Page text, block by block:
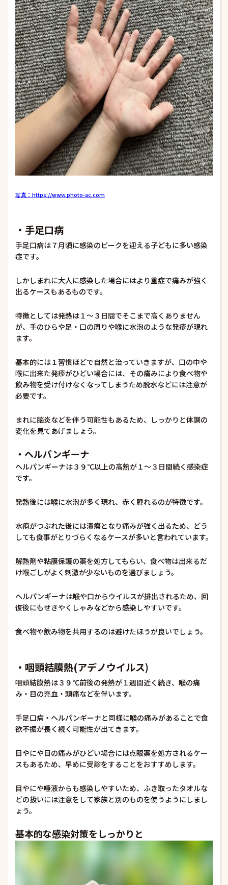
写真：https://www.photo-ac.com
・手足口病
手足口病は７月頃に感染のピークを迎える子どもに多い感染
症です。
しかしまれに大人に感染した場合にはより重症で痛みが強く
出るケースもあるものです。
特徴としては発熱は１～３日間でそこまで高くありません
が、手のひらや足・口の周りや喉に水泡のような発疹が現れ
ます。
基本的には１習慣ほどで自然と治っていきますが、口の中や
喉に出来た発疹がひどい場合には、その痛みにより食べ物や
飲み物を受け付けなくなってしまうため脱水などには注意が
必要です。
まれに脳炎などを伴う可能性もあるため、しっかりと体調の
変化を見てあげましょう。
・ヘルパンギーナ
ヘルパンギーナは３９℃以上の高熱が１～３日間続く感染症
です。
発熱後には喉に水泡が多く現れ、赤く腫れるのが特徴です。
水疱がつぶれた後には潰瘍となり痛みが強く出るため、どう
しても食事がとりづらくなるケースが多いと言われています。
解熱剤や粘膜保護の薬を処方してもらい、食べ物は出来るだ
け喉ごしがよく刺激が少ないものを選びましょう。
ヘルパンギーナは喉や口からウイルスが排出されるため、回
復後にもせきやくしゃみなどから感染しやすいです。
食べ物や飲み物を共用するのは避けたほうが良いでしょう。
・咽頭結膜熱(アデノウイルス)
咽頭結膜熱は３９℃前後の発熱が１週間近く続き、喉の痛
み・目の充血・頭痛などを伴います。
手足口病・ヘルパンギーナと同様に喉の痛みがあることで食
欲不振が長く続く可能性が出てきます。
目やにや目の痛みがひどい場合には点眼薬を処方されるケー
スもあるため、早めに受診をすることをおすすめします。
目やにや唾液からも感染しやすいため、ふき取ったタオルな
どの扱いには注意をして家族と別のものを使うようにしまし
ょう。
基本的な感染対策をしっかりと